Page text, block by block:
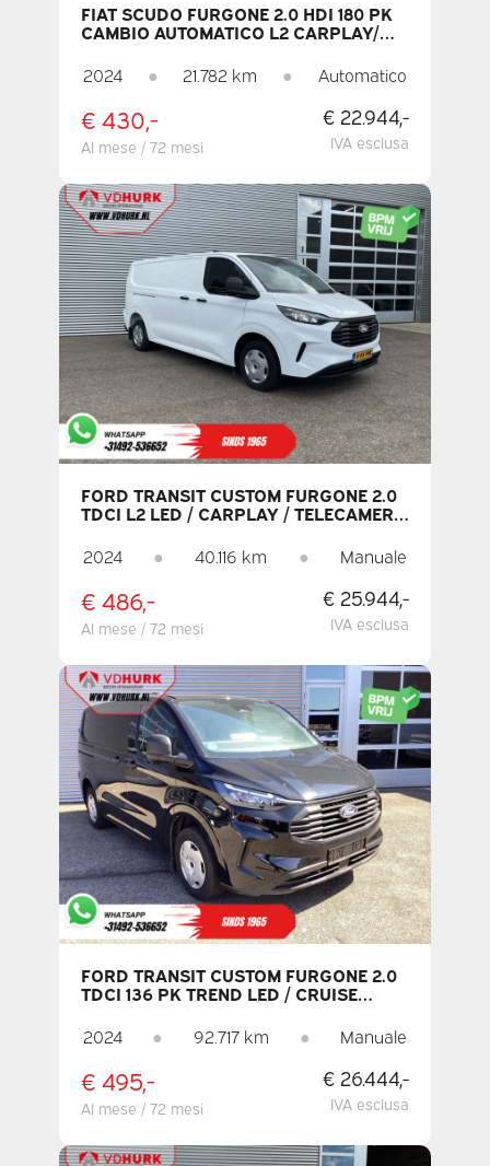
FIAT SCUDO FURGONE 2.0 HDI 180 PK
CAMBIO AUTOMATICO L2 CARPLAY/
DI PARCHEGGIO/ CRUISE CONTROL/
ARIA CONDIZIONATA
2024 ● 21.782 km ● Automatico
€ 430,-
Al mese / 72 mesi
€ 22.944,-
IVA esclusa
FORD TRANSIT CUSTOM FURGONE 2.0
TDCI L2 LED / CARPLAY / TELECAMERA
CONTROL / DAB
2024 ● 40.116 km ● Manuale
€ 486,-
Al mese / 72 mesi
€ 25.944,-
IVA esclusa
FORD TRANSIT CUSTOM FURGONE 2.0
TDCI 136 PK TREND LED / CRUISE
RISCALDAMENTO SEDILI / CARPLAY /
NAVIGATORE / TELECAMERA /
CLIMATIZZATORE / PDC / DAB
2024 ● 92.717 km ● Manuale
€ 495,-
Al mese / 72 mesi
€ 26.444,-
IVA esclusa